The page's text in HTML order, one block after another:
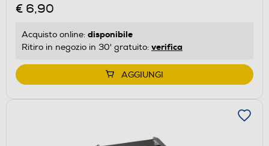
€ 6,90
Acquisto online: disponibile
Ritiro in negozio in 30' gratuito: verifica
AGGIUNGI